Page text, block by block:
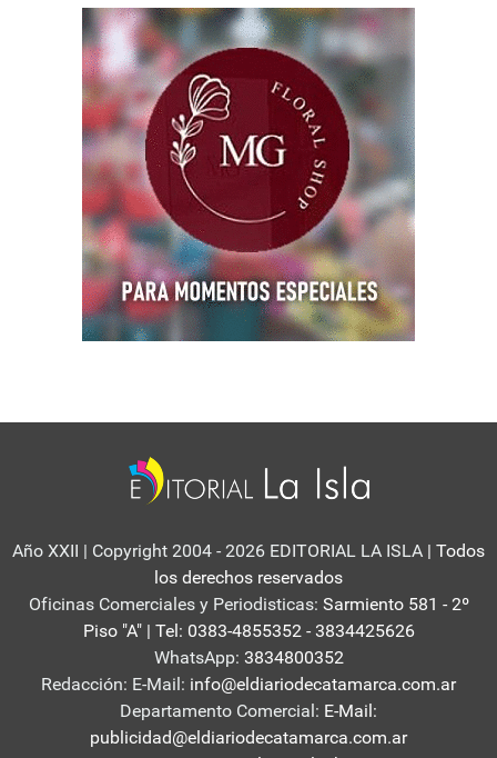
Año XXII | Copyright 2004 - 2026 EDITORIAL LA ISLA | Todos
los derechos reservados
Oficinas Comerciales y Periodisticas: Sarmiento 581 - 2º
Piso "A" | Tel: 0383-4855352 - 3834425626
WhatsApp: 3834800352
Redacción: E-Mail: info@eldiariodecatamarca.com.ar
Departamento Comercial: E-Mail:
publicidad@eldiariodecatamarca.com.ar